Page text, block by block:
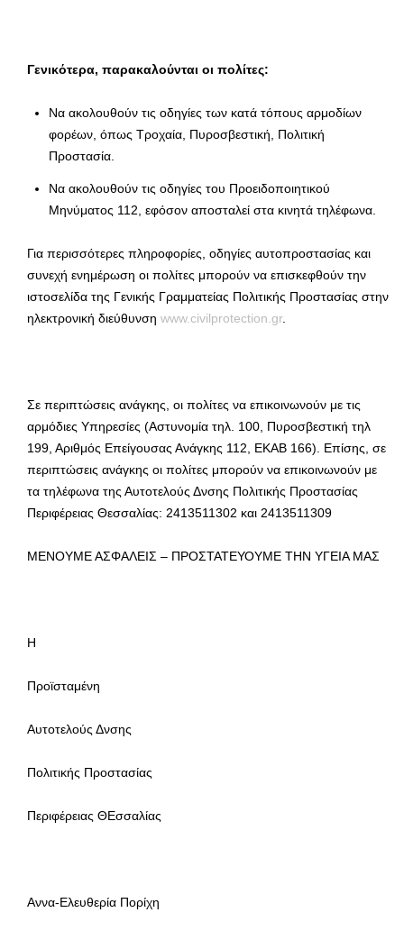
Γενικότερα, παρακαλούνται οι πολίτες:
Να ακολουθούν τις οδηγίες των κατά τόπους αρμοδίων
φορέων, όπως Τροχαία, Πυροσβεστική, Πολιτική
Προστασία.
Να ακολουθούν τις οδηγίες του Προειδοποιητικού
Μηνύματος 112, εφόσον αποσταλεί στα κινητά τηλέφωνα.
Για περισσότερες πληροφορίες, οδηγίες αυτοπροστασίας και
συνεχή ενημέρωση οι πολίτες μπορούν να επισκεφθούν την
ιστοσελίδα της Γενικής Γραμματείας Πολιτικής Προστασίας στην
ηλεκτρονική διεύθυνση www.civilprotection.gr.
Σε περιπτώσεις ανάγκης, οι πολίτες να επικοινωνούν με τις
αρμόδιες Υπηρεσίες (Αστυνομία τηλ. 100, Πυροσβεστική τηλ
199, Αριθμός Επείγουσας Ανάγκης 112, ΕΚΑΒ 166). Επίσης, σε
περιπτώσεις ανάγκης οι πολίτες μπορούν να επικοινωνούν με
τα τηλέφωνα της Αυτοτελούς Δνσης Πολιτικής Προστασίας
Περιφέρειας Θεσσαλίας: 2413511302 και 2413511309
ΜΕΝΟΥΜΕ ΑΣΦΑΛΕΙΣ – ΠΡΟΣΤΑΤΕΥΟΥΜΕ ΤΗΝ ΥΓΕΙΑ ΜΑΣ
Η
Προϊσταμένη
Αυτοτελούς Δνσης
Πολιτικής Προστασίας
Περιφέρειας ΘΕσσαλίας
Αννα-Ελευθερία Πορίχη